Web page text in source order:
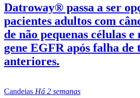
Datroway® passa a ser
pacientes adultos com
de não pequenas células e
gene EGFR após falha de
anteriores.
Candeias Há 2 semanas